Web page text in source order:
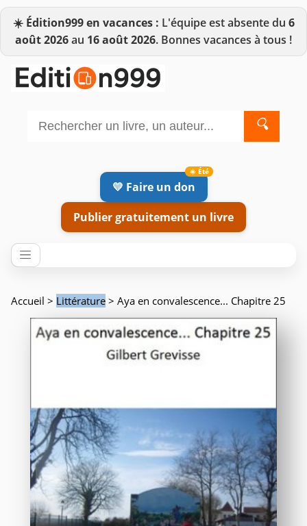
☀️ Édition999 en vacances : L'équipe est absente du 6
août 2026au 16 août 2026. Bonnes vacances à tous !
🔍
💛 Faire un don
Publier gratuitement un livre
Accueil > Littérature > Aya en convalescence... Chapitre 25